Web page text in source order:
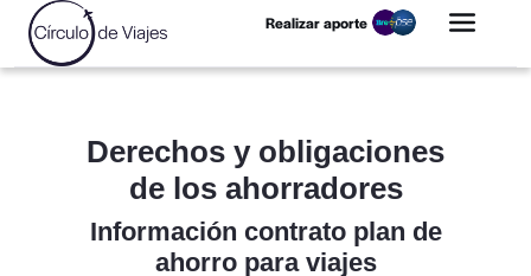
Realizar aporte
Derechos y obligaciones
de los ahorradores
Información contrato plan de
ahorro para viajes